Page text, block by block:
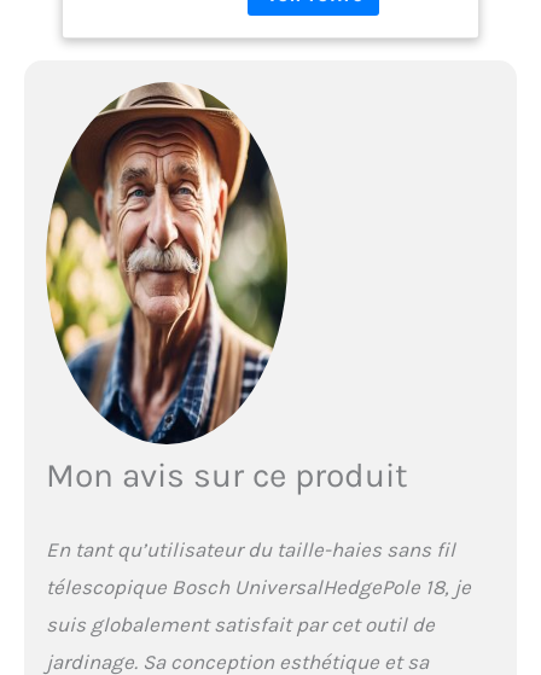
cm) & 1600A005B0
Batterie 18 V - 2,5 Ah -
Mon avis sur ce produit
En tant qu’utilisateur du taille-haies sans fil
télescopique Bosch UniversalHedgePole 18, je
suis globalement satisfait par cet outil de
jardinage. Sa conception esthétique et sa